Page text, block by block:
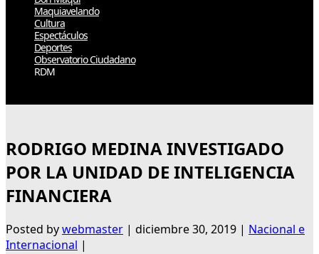
Maquiavelando
Cultura
Espectáculos
Deportes
Observatorio Ciudadano
RDM
RODRIGO MEDINA INVESTIGADO
POR LA UNIDAD DE INTELIGENCIA
FINANCIERA
Posted bywebmaster | diciembre 30, 2019 | Nacional e
Internacional |